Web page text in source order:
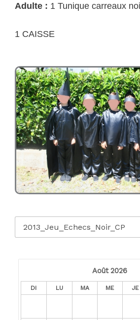
Adulte : 1 Tunique carreaux
1 CAISSE
Août 2026
DI LU MA ME JE